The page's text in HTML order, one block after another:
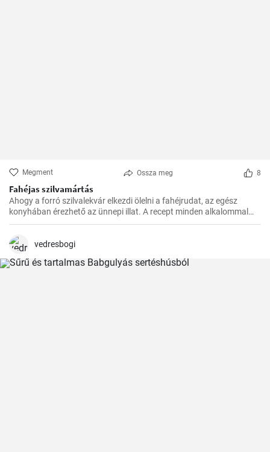
Megment Ossza meg 8
Fahéjas szilvamártás
Ahogy a forró szilvalekvár elkezdi ölelni a fahéjrudat, az egész
konyhában érezhető az ünnepi illat. A recept minden alkalommal
sikerül, és nagyon gyorsan elkészül. Családom és barátaim mindig
vedresbogi